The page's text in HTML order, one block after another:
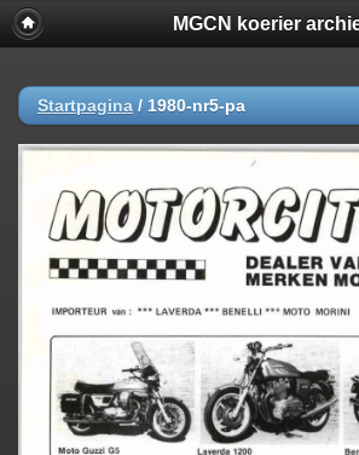
MGCN koerier
Startpagina / 1980-nr5-pa